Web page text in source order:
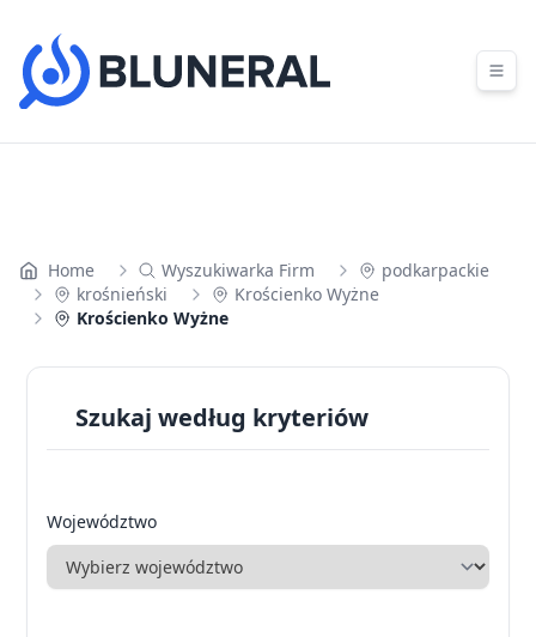
Home Wyszukiwarka Firm
podkarpackie
krośnieński
Krościenko Wyżne
Krościenko Wyżne
Szukaj według kryteriów
Województwo